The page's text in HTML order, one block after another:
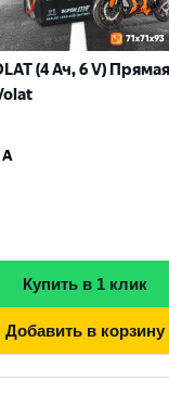
(4 Ач, 6 V)
Купить в 1 клик
Добавить в корзину